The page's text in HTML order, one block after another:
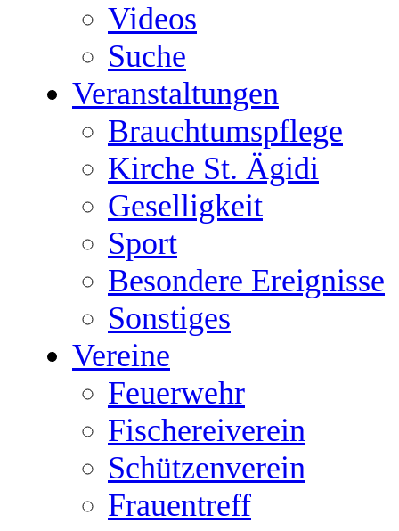
Videos
Suche
Veranstaltungen
Brauchtumspflege
Kirche St. Ägidi
Geselligkeit
Sport
Besondere Ereignisse
Sonstiges
Vereine
Feuerwehr
Fischereiverein
Schützenverein
Frauentreff